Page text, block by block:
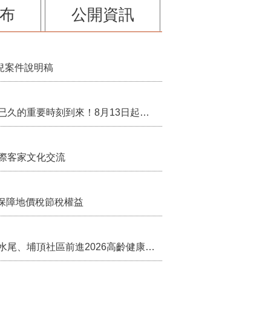
公開資訊
案件說明稿
行政院核定西拉雅族為平埔原住民族群 盼望已久的重要時刻到來！8月13日起受理民族成員名冊登記
客家文化交流
障地價稅節稅權益
苗栗農村綠色照顧成果登上全國舞台！ 後龍水尾、埔頂社區前進2026高齡健康產業博覽會